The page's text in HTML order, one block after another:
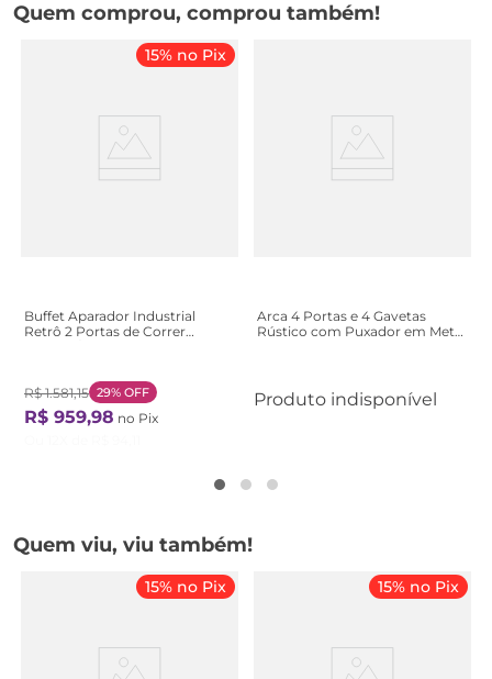
Quem comprou, comprou também!
15% no Pix
Buffet Aparador Industrial
Retrô 2 Portas de Correr
Vermont/Preto
R$ 1.581,15 29% OFF
R$ 959,98 no Pix
Arca 4 Portas e 4 Gavetas
Rústico com Puxador em Metal
Produto indisponível
Quem viu, viu também!
15% no Pix 15% no Pix